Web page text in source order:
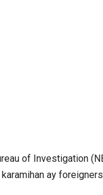
of Investigation
ay